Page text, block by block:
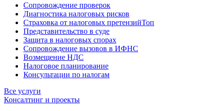
Сопровождение проверок
Диагностика налоговых рисков
Страховка от налоговых претензийТоп
Представительство в суде
Защита в налоговых спорах
Сопровождение вызовов в ИФНС
Возмещение НДС
Налоговое планирование
Консультации по налогам
Все услуги
Консалтинг и проекты